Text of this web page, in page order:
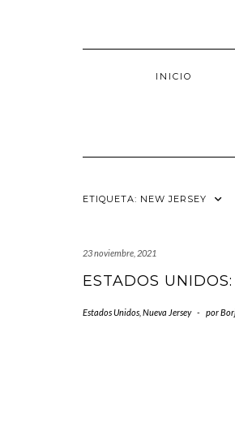
INICIO
ETIQUETA: NEW JERSEY
23 noviembre, 2021
ESTADOS
Estados Unidos Nueva Jersey - por